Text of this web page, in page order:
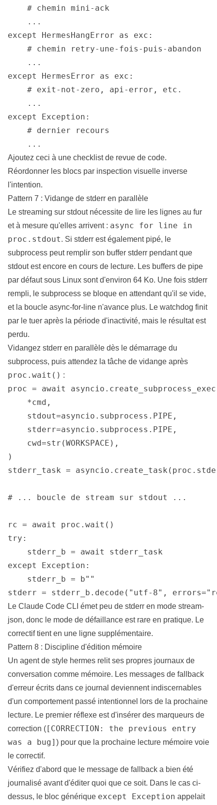
    # chemin mini-ack
    ...
except HermesHangError as exc:
    # chemin retry-une-fois-puis-abandon
    ...
except HermesError as exc:
    # exit-not-zero, api-error, etc.
    ...
except Exception:
    # dernier recours
    ...
Ajoutez ceci à une checklist de revue de code.
Réordonner les blocs par inspection visuelle inverse
l'intention.
Pattern 7 : Vidange de stderr en parallèle
Le streaming sur stdout nécessite de lire les lignes au fur
et à mesure qu'elles arrivent : async for line in
proc.stdout. Si stderr est également pipé, le
subprocess peut remplir son buffer stderr pendant que
stdout est encore en cours de lecture. Les buffers de pipe
par défaut sous Linux sont d'environ 64 Ko. Une fois stderr
rempli, le subprocess se bloque en attendant qu'il se vide,
et la boucle async-for-line n'avance plus. Le watchdog finit
par le tuer après la période d'inactivité, mais le résultat est
perdu.
Vidangez stderr en parallèle dès le démarrage du
subprocess, puis attendez la tâche de vidange après
proc.wait() :
proc = await
    *cmd,
    stdout=asyncio.subprocess.PIPE,
    stderr=asyncio.subprocess.PIPE,
    cwd=str(WORKSPACE),
)
stderr_task =
# ... boucle de stream sur stdout ...
rc = await proc.wait()
try:
    stderr_b = await stderr_task
except Exception:
    stderr_b = b""
stderr = stderr_b.decode("utf-8",
Le Claude Code CLI émet peu de stderr en mode stream-
json, donc le mode de défaillance est rare en pratique. Le
correctif tient en une ligne supplémentaire.
Pattern 8 : Discipline d'édition mémoire
Un agent de style hermes relit ses propres journaux de
conversation comme mémoire. Les messages de fallback
d'erreur écrits dans ce journal deviennent indiscernables
d'un comportement passé intentionnel lors de la prochaine
lecture. Le premier réflexe est d'insérer des marqueurs de
correction ([CORRECTION: the previous entry
was a bug] ) pour que la prochaine lecture mémoire voie
le correctif.
Vérifiez d'abord que le message de fallback a bien été
journalisé avant d'éditer quoi que ce soit. Dans le cas ci-
dessus, le bloc générique except Exception appelait